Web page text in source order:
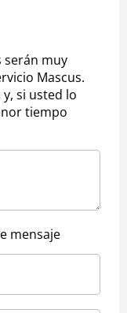
serán muy
Mascus.
si usted lo
tiempo
mensaje